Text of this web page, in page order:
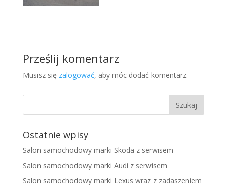
Prześlij komentarz
Musisz się zalogować, aby móc dodać komentarz.
Ostatnie wpisy
Salon samochodowy marki Skoda z serwisem
Salon samochodowy marki Audi z serwisem
Salon samochodowy marki Lexus wraz z zadaszeniem